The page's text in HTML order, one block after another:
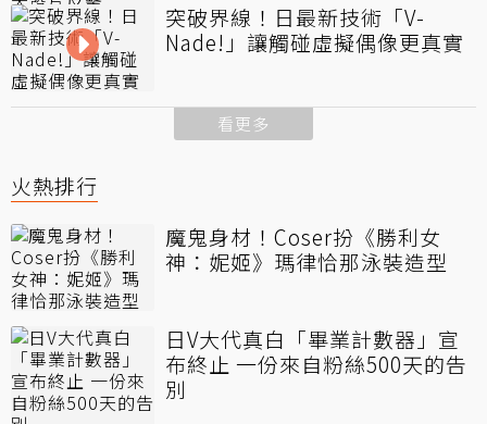
突破界線！日最新技術「V-
Nade!」讓觸碰虛擬偶像更真實
看更多
火熱排行
魔鬼身材！Coser扮《勝利女
神：妮姬》瑪律恰那泳裝造型
日V大代真白「畢業計數器」宣
布終止 一份來自粉絲500天的告
別